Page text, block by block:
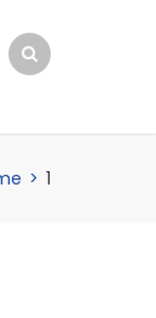
> 1